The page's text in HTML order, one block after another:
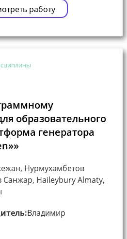
работу
образовательного
генератора
Нурмухамбетов
Haileybury Almaty,
Владимир